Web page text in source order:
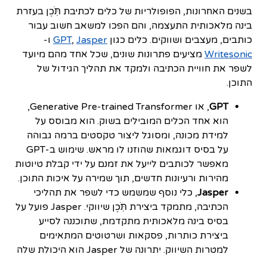
בשנים האחרונות, הפופולריות של כלים לכתיבת תֹּֽכֶן בעזרת
בינה מלאכותית התעצמה, והם הפכו למשאב חשוב עבור
כותבים, מעצבים ושווקים. כלים כגון
GPT, Jasper
ו-
Writesonic מציעים פתרונות שונים, שכל אחד מהם מיועד
לשפר את חוויית הכתיבה ולמקד את תהליך הגידול של
התוכן.
GPT
, או Generative Pre-trained Transformer,
הוא אחד הכלים המובילים בשוק. הוא מבוסס על
למידת מכונה, ומסוגל ליצור טקסטים ברמה גבוהה
על בסיס דוגמאות שהוזנו לו מראש. שימוש ב-GPT
מאפשר לכותבים לייעל את זמנם על ידי קבלת טיוטות
מהירות ורעיונות חדשים, תוך שמירה על איכות התוכן.
Jasper, כלי נוסף שמשמש כדי לשפר את תהליכי
הכתיבה, מתמקד ביצירת תֹּֽכֶן שיווקי. Jasper פועל על
בסיס בינה מלאכותית מתקדמת, שתוכננה לסייע
ביצירת כותרות, פסקאות ושרטוטים המתאימים
למטרות השיווק. יתרונה של Jasper הוא היכולת שלה